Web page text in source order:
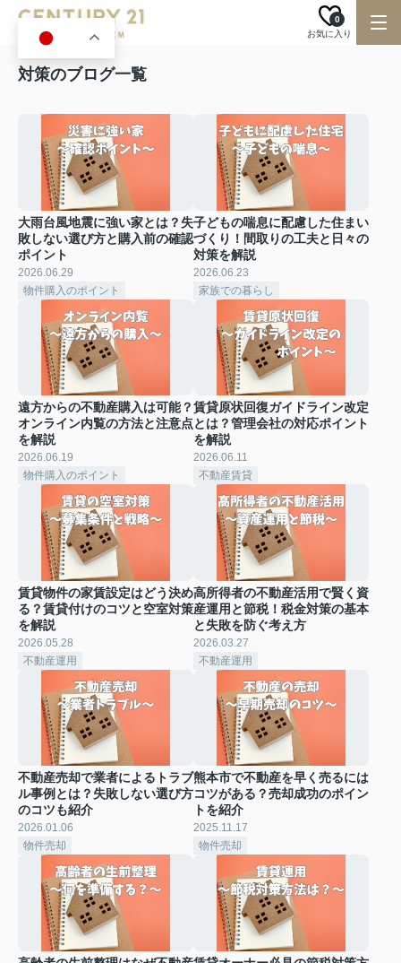
お気に入り
0
対策のブログ一覧
大雨台風地震に強い家とは？失
敗しない選び方と購入前の確認
ポイント
2026.06.29
物件購入のポイント
子どもの喘息に配慮した住まい
づくり！間取りの工夫と日々の
対策を解説
2026.06.23
家族での暮らし
遠方からの不動産購入は可能？
オンライン内覧の方法と注意点
を解説
2026.06.19
物件購入のポイント
賃貸原状回復ガイドライン改定
とは？管理会社の対応ポイント
を解説
2026.06.11
不動産賃貸
賃貸物件の家賃設定はどう決め
る？賃貸付けのコツと空室対策
を解説
2026.05.28
不動産運用
高所得者の不動産活用で賢く資
産運用と節税！税金対策の基本
と失敗を防ぐ考え方
2026.03.27
不動産運用
不動産売却で業者によるトラブ
ル事例とは？失敗しない選び方
のコツも紹介
2026.01.06
物件売却
熊本市で不動産を早く売るには
コツがある？売却成功のポイン
トを紹介
2025.11.17
物件売却